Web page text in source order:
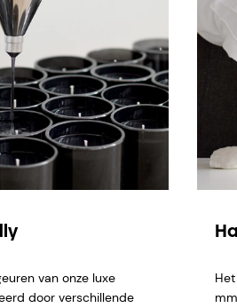
van onze luxe
door verschillende